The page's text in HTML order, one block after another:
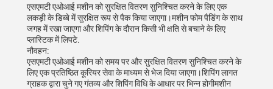
एसएमटी एओआई मशीन को सुरक्षित वितरण सुनिश्चित करने के लिए एक
लकड़ी के डिब्बे में सुरक्षित रूप से पैक किया जाएगा।मशीन फोम पैडिंग के साथ
जगह में रखा जाएगा और शिपिंग के दौरान किसी भी क्षति से बचाने के लिए
प्लास्टिक में लिपटे.
नौवहन:
एसएमटी एओआई मशीन को समय पर और सुरक्षित वितरण सुनिश्चित करने के
लिए एक प्रतिष्ठित कूरियर सेवा के माध्यम से भेज दिया जाएगा।शिपिंग लागत
ग्राहक द्वारा चुने गए गंतव्य और शिपिंग विधि के आधार पर भिन्न होगीमशीन